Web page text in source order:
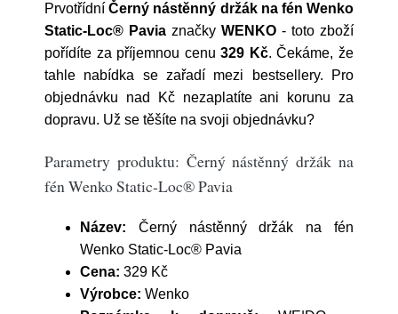
PrvotřídníČerný nástěnný držák na fén Wenko
Static-Loc® Pavia značky WENKO - toto zboží
pořídíte za příjemnou cenu329 Kč. Čekáme, že
tahle nabídka se zařadí mezi bestsellery. Pro
objednávku nad Kč nezaplatíte ani korunu za
dopravu. Už se těšíte na svoji objednávku?
Parametry produktu: Černý nástěnný držák na
fén Wenko Static-Loc® Pavia
Název: Černý nástěnný držák na fén
Wenko Static-Loc® Pavia
Cena: 329 Kč
Výrobce: Wenko